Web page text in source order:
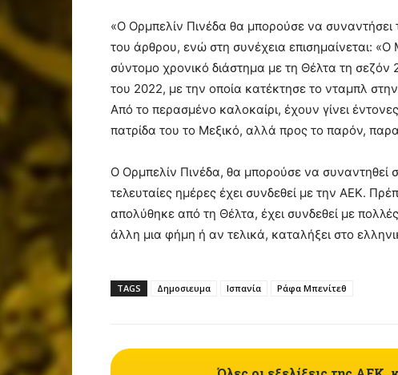
«Ο Ορμπελίν Πινέδα θα μπορούσε να συναντήσει
του άρθρου, ενώ στη συνέχεια επισημαίνεται:
σύντομο χρονικό διάστημα με τη Θέλτα τη
του 2022, με την οποία κατέκτησε το νταμπλ
Από το περασμένο καλοκαίρι, έχουν γίνει
πατρίδα του το Μεξικό, αλλά προς το παρόν,
Ο Ορμπελίν Πινέδα, θα μπορούσε να συναντηθεί
τελευταίες ημέρες έχει συνδεθεί με την ΑΕΚ.
απολύθηκε από τη Θέλτα, έχει συνδεθεί με
άλλη μια φήμη ή αν τελικά, καταλήξει στο
TAGS Δημοσιευμα Ισπανία Ράφα Μπενίτεθ